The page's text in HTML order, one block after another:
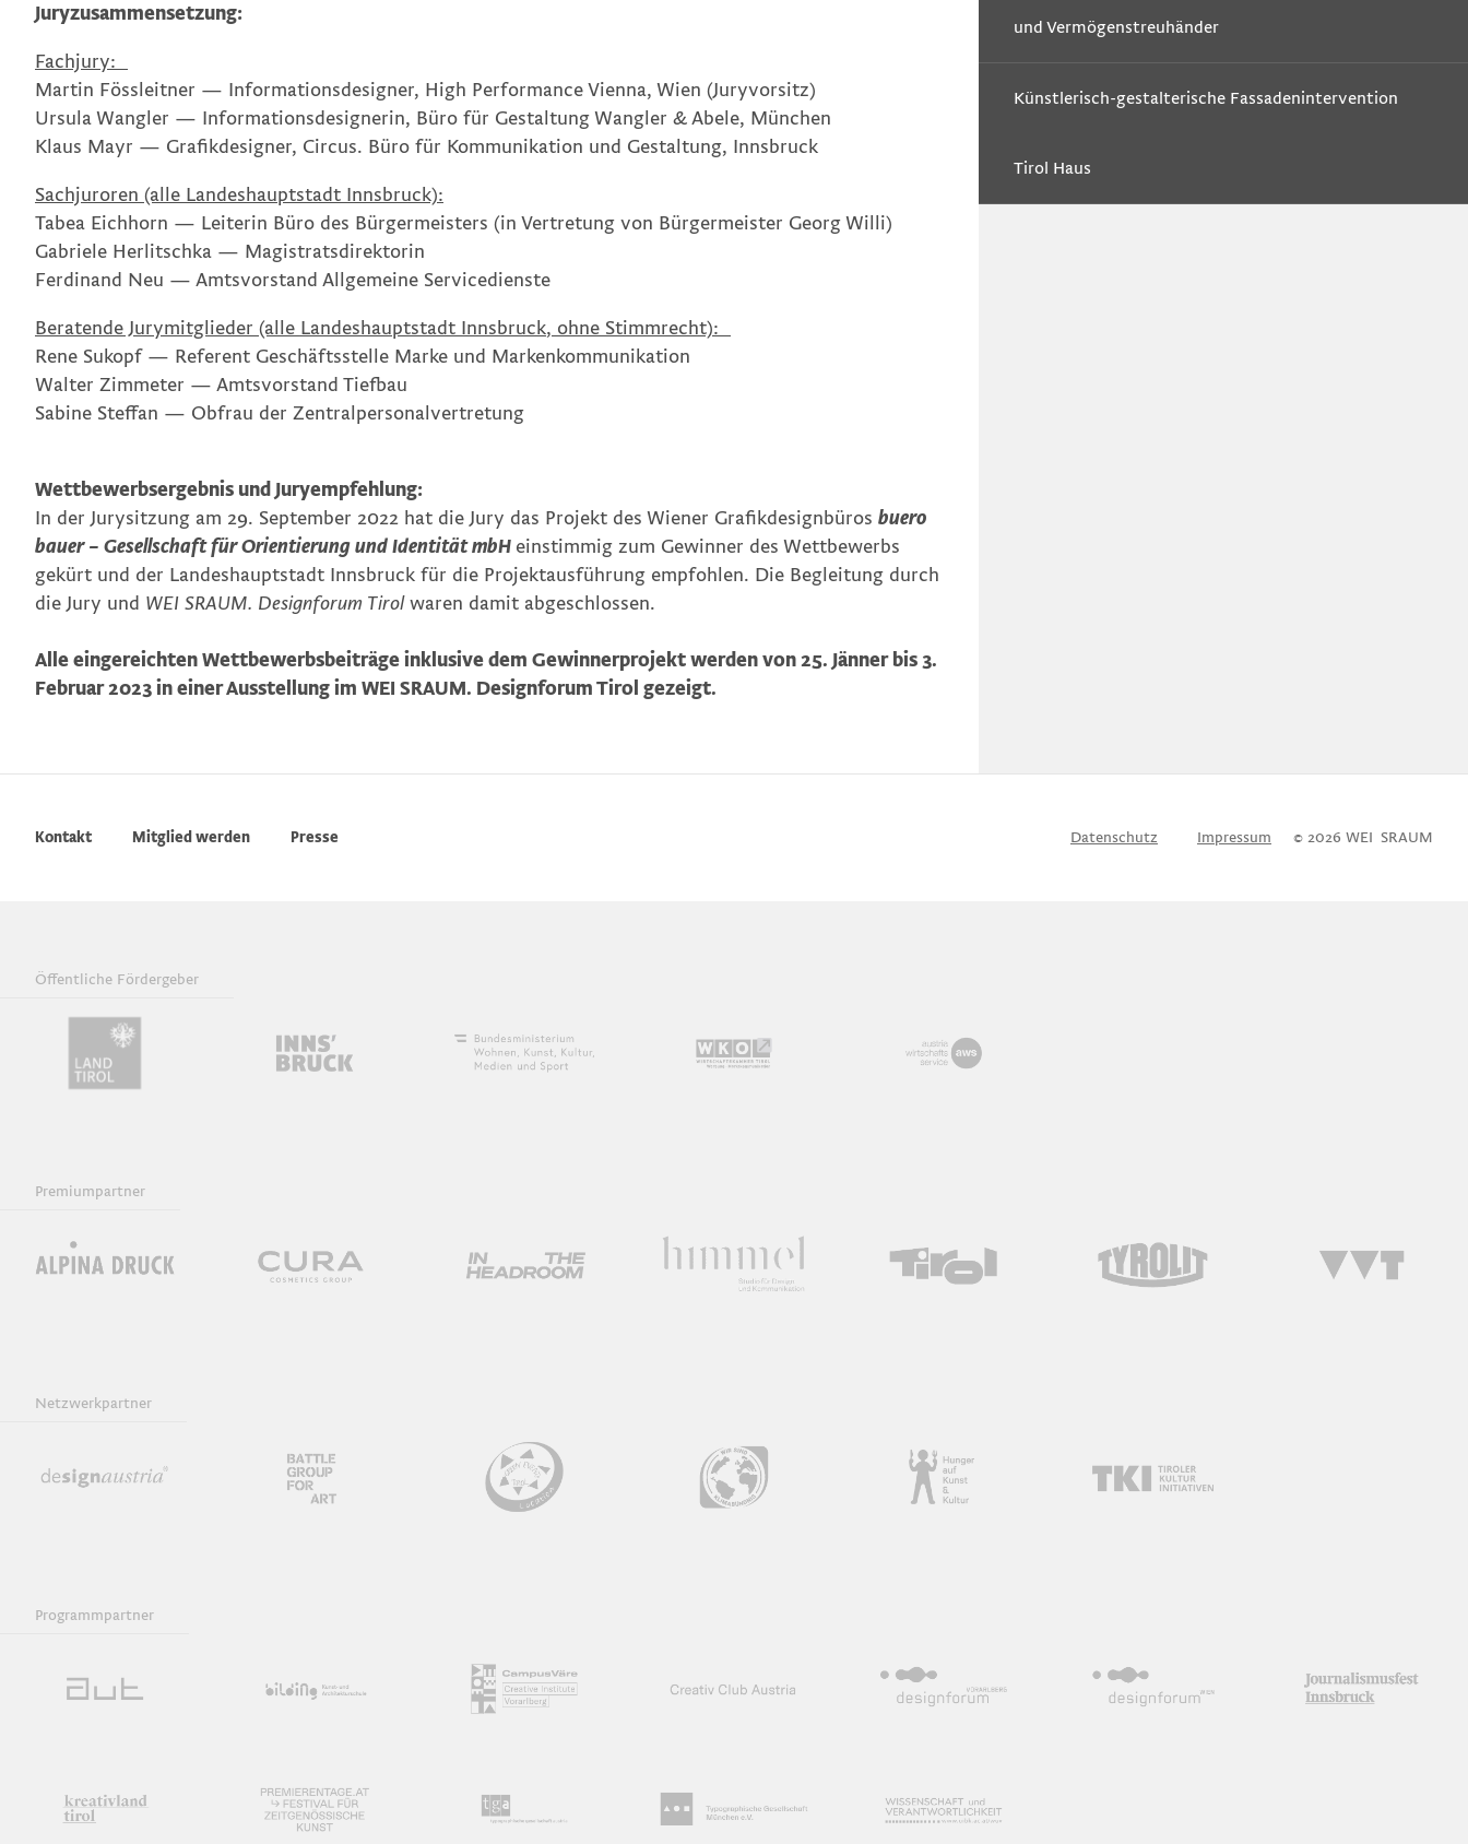
und Vermögenstreuhänder
Künstlerisch-gestalterische Fassadenintervention
Tirol Haus
Juryzusammensetzung:
Fachjury:
Martin Fössleitner — Informationsdesigner, High Performance Vienna, Wien (Juryvorsitz)
Ursula Wangler — Informationsdesignerin, Büro für Gestaltung Wangler & Abele, München
Klaus Mayr — Grafikdesigner, Circus. Büro für Kommunikation und Gestaltung, Innsbruck
Sachjuroren (alle Landeshauptstadt Innsbruck):
Tabea Eichhorn — Leiterin Büro des Bürgermeisters (in Vertretung von Bürgermeister Georg Willi)
Gabriele Herlitschka— Magistratsdirektorin
Ferdinand Neu — Amtsvorstand Allgemeine Servicedienste
Beratende Jurymitglieder (alle Landeshauptstadt Innsbruck, ohne Stimmrecht):
Rene Sukopf— Referent Geschäftsstelle Marke und Markenkommunikation
Walter Zimmeter — Amtsvorstand Tiefbau
Sabine Steffan — Obfrau der Zentralpersonalvertretung
Wettbewerbsergebnis und Juryempfehlung:
In der Jurysitzung am 29. September 2022 hat die Jury das Projekt des Wiener Grafikdesignbüros buero
bauer – Gesellschaft für Orientierung und Identität mbH einstimmig zum Gewinner des Wettbewerbs
gekürt und der Landeshauptstadt Innsbruck für die Projektausführung empfohlen. Die Begleitung durch
die Jury und WEI SRAUM. Designforum Tirolwaren damit abgeschlossen.
Alle eingereichten Wettbewerbsbeiträge inklusive dem Gewinnerprojekt werden von 25. Jänner bis 3.
Februar 2023 in einer Ausstellung im WEI SRAUM. Designforum Tirol gezeigt.
Kontakt Mitglied werden Presse Datenschutz Impressum © 2026 WEI SRAUM
Öffentliche Fördergeber
Premiumpartner
Netzwerkpartner
Programmpartner